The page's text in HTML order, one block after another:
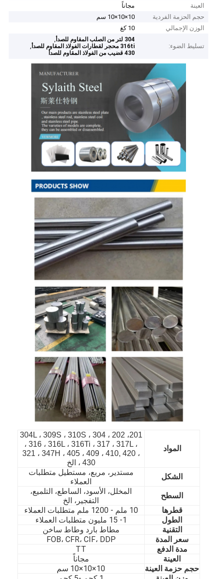
الصفحة الرئيسية
المنتجات
مقاطع فيديو
العينة
مجاناً
حجم الحزمة الفردية
10×10×10 سم
الوزن الإجمالي
10 كغ
تسليط الضوء:
304 لتر من الصلب المقاوم للصدأ ,
316ti محجر لقطارات الفولاذ المقاوم للصدأ ,
430 قضيب من الفولاذ المقاوم للصدأ
المواد
201، 202 ، 304 ، 304L ، 309S ، 310S
، 316 ، 316L ، 316Ti ، 317 ، 317L ،
321 ، 347H ، 405 ، 409 ، 410, 420 ،
430 ، الخ
الشكل
مستدير، مربع، مستطيل متطلبات
العملاء
السطح
المخلل، الأسود، الساطع، التلميع،
التفجير، الخ
قطرها
10 ملم - 1200 ملم متطلبات العملاء
الطول
1- 15 مليون متطلبات العملاء
التقنية
مطاط بارد وطاط ساخن
سعر المدة
FOB، CFR، CIF، DDP
مدة الدفع
TT
العينة
مجاناً
حجم حزمة العينة
10×10×10 سم